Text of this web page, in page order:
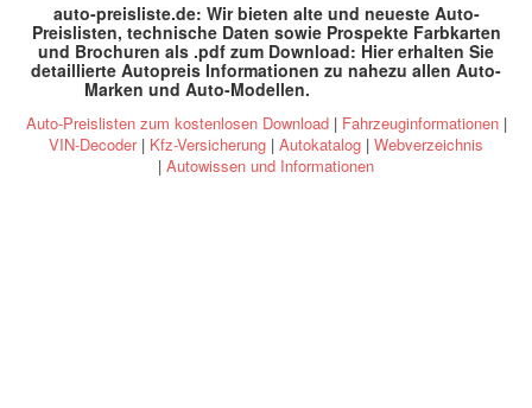
auto-preisliste.de: Wir bieten alte und neueste Auto-
Preislisten, technische Daten sowie Prospekte Farbkarten
und Brochuren als .pdf zum Download: Hier erhalten Sie
detaillierte Autopreis Informationen zu nahezu allen Auto-
Marken und Auto-Modellen.
Auto-Preislisten zum kostenlosen Download| Fahrzeuginformationen|
VIN-Decoder| Kfz-Versicherung | Autokatalog | Webverzeichnis
| Autowissen und Informationen